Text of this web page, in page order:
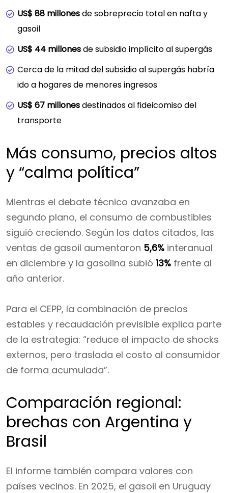
US$ 88 millonesde sobreprecio total en nafta y
gasoil
US$ 44 millonesde subsidio implícito al supergás
Cerca de la mitad del subsidio al supergás habría
ido a hogares de menores ingresos
US$ 67 millonesdestinados al fideicomiso del
transporte
Más consumo, precios altos
y “calma política”
Mientras el debate técnico avanzaba en
segundo plano, el consumo de combustibles
siguió creciendo. Según los datos citados, las
ventas de gasoil aumentaron 5,6% interanual
en diciembre y la gasolina subió 13% frente al
año anterior.
Para el CEPP, la combinación de precios
estables y recaudación previsible explica parte
de la estrategia: “reduce el impacto de shocks
externos, pero traslada el costo al consumidor
de forma acumulada”.
Comparación regional:
brechas con Argentina y
Brasil
El informe también compara valores con
países vecinos. En 2025, el gasoil en Uruguay